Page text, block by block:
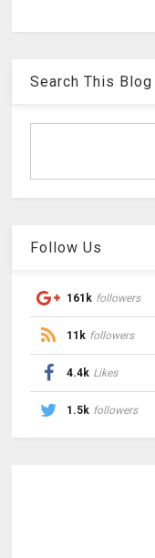
Search This Blog
Follow Us
161k followers
11k followers
4.4k Likes
1.5k followers